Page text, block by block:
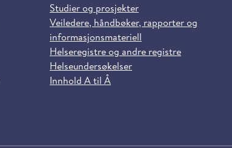
Studier og prosjekter
Veiledere, håndbøker, rapporter og
informasjonsmateriell
Helseregistre og andre registre
Helseundersøkelser
Innhold A til Å